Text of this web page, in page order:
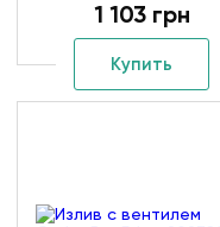
1 103 грн
Купить